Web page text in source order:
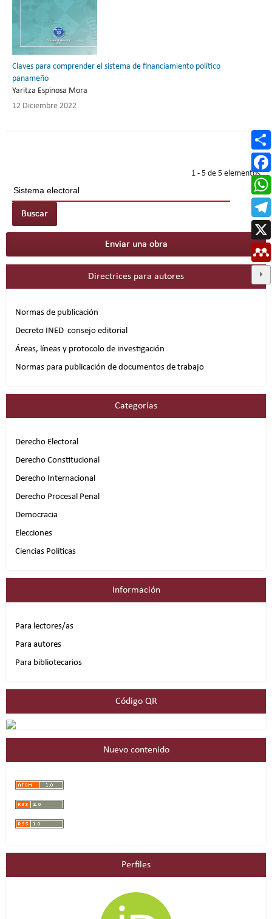
Claves para comprender el sistema de financiamiento político
panameño
Yaritza Espinosa Mora
12 Diciembre 2022
1 - 5 de 5 elementos
Buscar
Enviar una obra
Directrices para autores
Normas de publicación
Decreto INED consejo editorial
Áreas, líneas y protocolo de investigación
Normas para publicación de documentos de trabajo
Categorías
Derecho Electoral
Derecho Constitucional
Derecho Internacional
Derecho Procesal Penal
Democracia
Elecciones
Ciencias Políticas
Información
Para lectores/as
Para autores
Para bibliotecarios
Código QR
Nuevo contenido
Perfiles